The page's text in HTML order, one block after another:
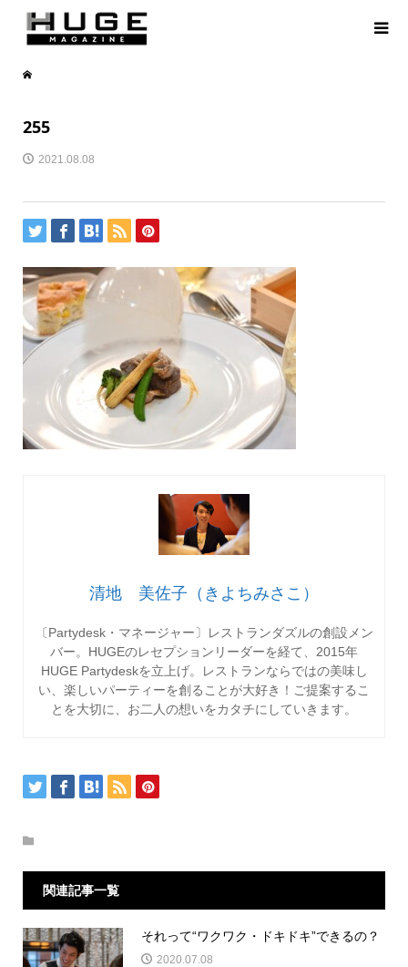
255
2021.08.08
清地 美佐子（きよちみさこ）
〔Partydesk・マネージャー〕レストランダズルの創設メン
バー。HUGEのレセプションリーダーを経て、2015年
HUGE Partydeskを立上げ。レストランならではの美味し
い、楽しいパーティーを創ることが大好き！ご提案するこ
とを大切に、お二人の想いをカタチにしていきます。
関連記事一覧
それって“ワクワク・ドキドキ”できるの？
2020.07.08